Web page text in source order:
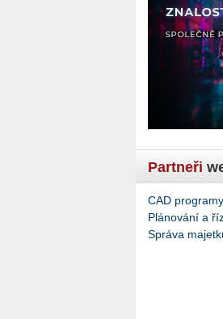
Partneři
CAD
Plánování a
Správa